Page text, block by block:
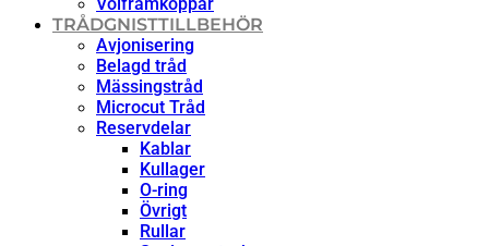
TRÅDGNISTTILLBEHÖR
Avjonisering
Belagd tråd
Mässingstråd
Microcut Tråd
Reservdelar
Kablar
Kullager
O-ring
Övrigt
Rullar